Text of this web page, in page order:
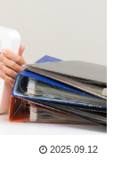
2025.09.12